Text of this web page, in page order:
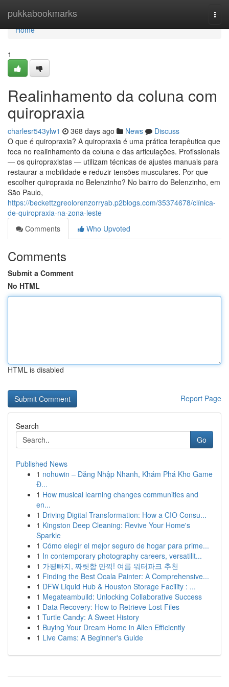
pukkabookmarks
Home
Home
1
Realinhamento da coluna com
quiropraxia
charlesr543ylw1 368 days ago News
Discuss
O que é quiropraxia? A quiropraxia é uma prática terapêutica que
foca no realinhamento da coluna e das articulações. Profissionais
— os quiropraxistas — utilizam técnicas de ajustes manuais para
restaurar a mobilidade e reduzir tensões musculares. Por que
escolher quiropraxia no Belenzinho? No bairro do Belenzinho, em
São Paulo,
https://beckettzgreolorenzorryab.p2blogs.com/35374678/clínica-
de-quiropraxia-na-zona-leste
Comments
Who Upvoted
Comments
Submit a Comment
No HTML
HTML is disabled
Report Page
Search
Go
Published News
1 nohuwin – Đăng Nhập Nhanh, Khám Phá Kho Game
Đ...
1 How musical learning changes communities and
en...
1 Driving Digital Transformation: How a CIO Consu...
1 Kingston Deep Cleaning: Revive Your Home's
Sparkle
1 Cómo elegir el mejor seguro de hogar para prime...
1 In contemporary photography careers, versatilit...
1 가평빠지, 짜릿함 만끽! 여름 워터파크 추천
1 Finding the Best Ocala Painter: A Comprehensive...
1 DFW Liquid Hub & Houston Storage Facility : ...
1 Megateambuild: Unlocking Collaborative Success
1 Data Recovery: How to Retrieve Lost Files
1 Turtle Candy: A Sweet History
1 Buying Your Dream Home in Allen Efficiently
1 Live Cams: A Beginner's Guide